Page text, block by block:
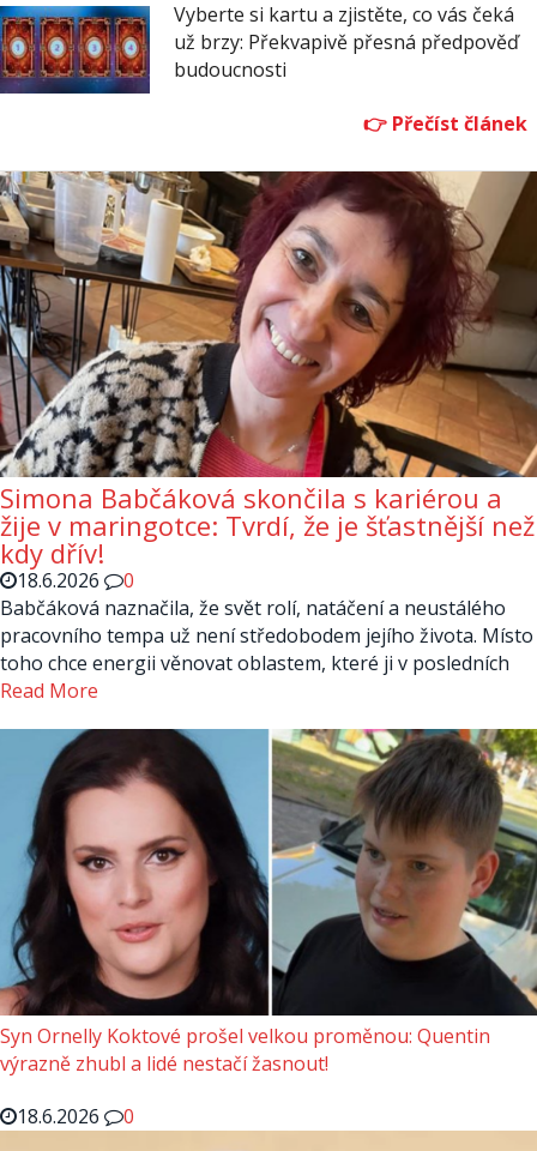
Vyberte si kartu a zjistěte, co vás čeká
už brzy: Překvapivě přesná předpověď
budoucnosti
Simona Babčáková skončila s kariérou a
žije v maringotce: Tvrdí, že je šťastnější než
kdy dřív!
18.6.2026
0
Babčáková naznačila, že svět rolí, natáčení a neustálého
pracovního tempa už není středobodem jejího života. Místo
toho chce energii věnovat oblastem, které ji v posledních
Read More
Syn Ornelly Koktové prošel velkou proměnou: Quentin
výrazně zhubl a lidé nestačí žasnout!
18.6.2026
0